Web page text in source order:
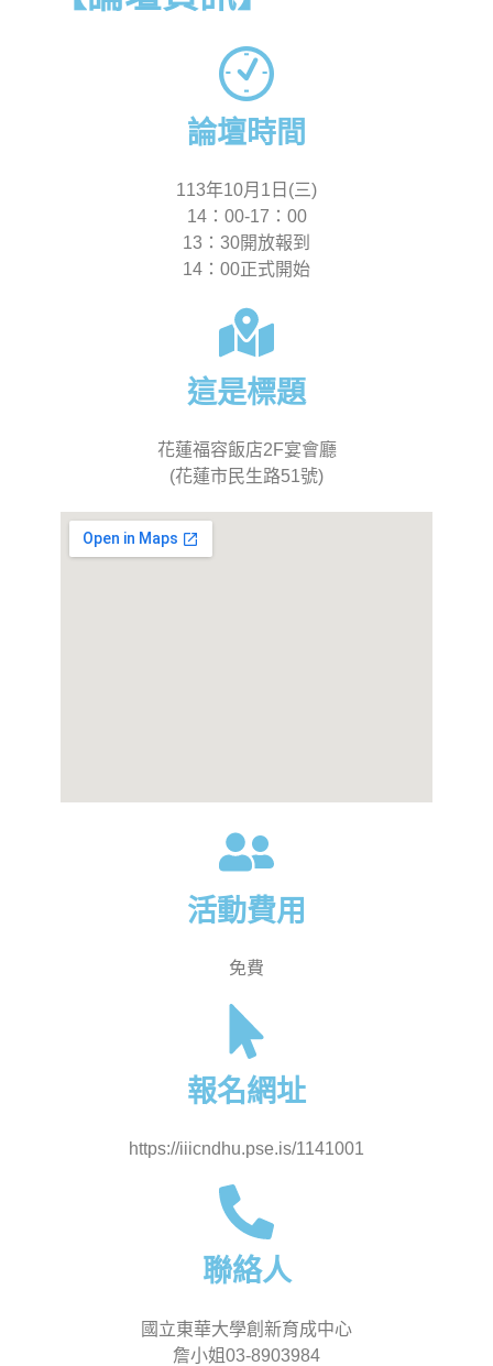
論壇時間
113年10月1日(三)
14：00-17：00
13：30開放報到
14：00正式開始
這是標題
花蓮福容飯店2F宴會廳
(花蓮市民生路51號)
活動費用
免費
報名網址
https://iiicndhu.pse.is/1141001
聯絡人
國立東華大學創新育成中心
詹小姐03-8903984